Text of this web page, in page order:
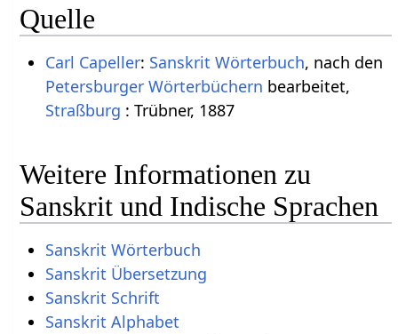
Quelle
Carl Capeller: Sanskrit Wörterbuch, nach den
Petersburger Wörterbüchern bearbeitet,
Straßburg : Trübner, 1887
Weitere Informationen zu
Sanskrit und Indische Sprachen
Sanskrit Wörterbuch
Sanskrit Übersetzung
Sanskrit Schrift
Sanskrit Alphabet